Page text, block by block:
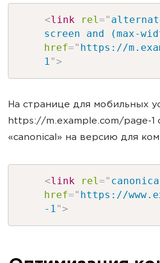
<link rel="
screen and (max-
href=" https://
1">
На странице для мобильных
https://m.example.com/page-1
«canonical» на версию для
<link rel="
href=" https://
-1">